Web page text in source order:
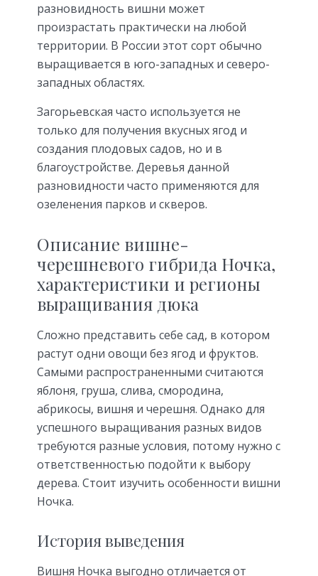
разновидность вишни может
произрастать практически на любой
территории. В России этот сорт обычно
выращивается в юго-западных и северо-
западных областях.
Загорьевская часто используется не
только для получения вкусных ягод и
создания плодовых садов, но и в
благоустройстве. Деревья данной
разновидности часто применяются для
озеленения парков и скверов.
Описание вишне-
черешневого гибрида Ночка,
характеристики и регионы
выращивания дюка
Сложно представить себе сад, в котором
растут одни овощи без ягод и фруктов.
Самыми распространенными считаются
яблоня, груша, слива, смородина,
абрикосы, вишня и черешня. Однако для
успешного выращивания разных видов
требуются разные условия, потому нужно с
ответственностью подойти к выбору
дерева. Стоит изучить особенности вишни
Ночка.
История выведения
Вишня Ночка выгодно отличается от